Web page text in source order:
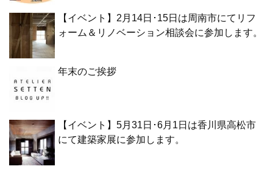
【イベント】2月14日･15日は周南市にてリフ
ォーム＆リノベーション相談会に参加します。
年末のご挨拶
【イベント】5月31日･6月1日は香川県高松市
にて建築家展に参加します。